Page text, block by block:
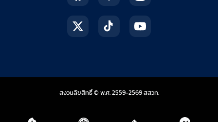
สงวนลิขสิทธิ์ © พ.ศ. 2559-2569สสวท.สถาบันส่งเสริมการสอ